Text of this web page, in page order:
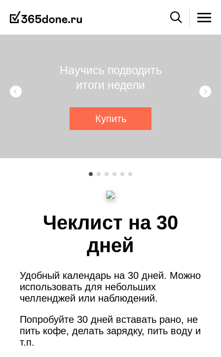
Научись подводить
итоги недели
Купить
Чеклист на 30
дней
Удобный календарь на 30 дней. Можно
использовать для небольших
челленджей или наблюдений.
Попробуйте 30 дней вставать рано, не
пить кофе, делать зарядку, пить воду и
т.п.